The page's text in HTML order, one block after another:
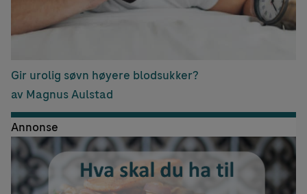
Gir urolig søvn høyere blodsukker?
av Magnus Aulstad
Annonse